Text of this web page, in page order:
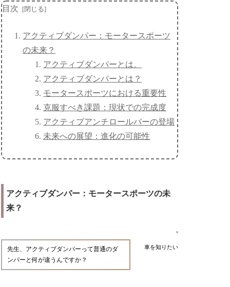
目次
アクティブダンパー：モータースポーツ
の未来？
アクティブダンパーとは。
アクティブダンパーとは？
モータースポーツにおける重要性
克服すべき課題：現状での完成度
アクティブアンチロールバーの登場
未来への展望：進化の可能性
アクティブダンパー：モータースポーツの未
来？
車を知りたい
先生、アクティブダンパーって普通のダ
ンパーと何が違うんですか？